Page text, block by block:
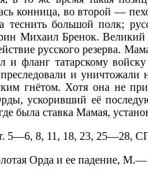
конница, во второй —
теснить большой полк;
Михаил Бренок.
русского резерва.
фланг татарскому
и
гнётом. Хотя она не
ускоривший её
была ставка Мамая,
т. 5—6, 8, 11, 18, 23,
Орда и ее падение,